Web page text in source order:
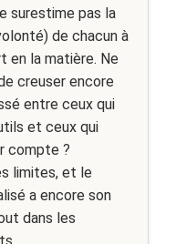
surestime pas la
de chacun à
en la matière. Ne
creuser encore
entre ceux qui
et ceux qui
compte ?
limites, et le
a encore son
dans les